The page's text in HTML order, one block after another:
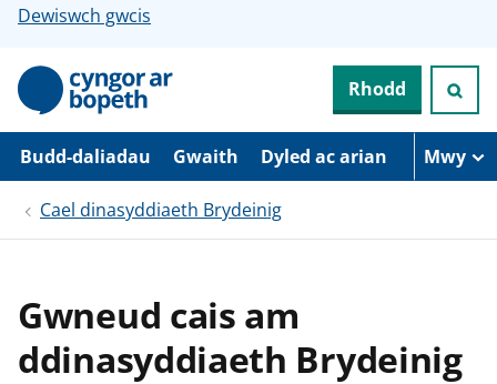
Dewiswch gwcis
N
d
r
Rhodd
Budd-daliadau Gwaith Dyled ac arian Mwy
Cael dinasyddiaeth Brydeinig
Gwneud cais am
ddinasyddiaeth Brydeinig